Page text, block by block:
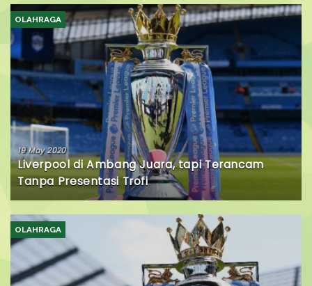
OLAHRAGA
19 May 2020
Liverpool di Ambang Juara, tapi Terancam
Tanpa Presentasi Trofi
OLAHRAGA